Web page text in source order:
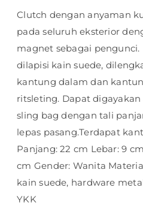
Clutch dengan anyaman
pada seluruh eksterior
magnet sebagai pengunci.
dilapisi kain suede,
kantung dalam dan
ritsleting. Dapat digayakan
sling bag dengan tali
lepas pasang.Terdapat
Panjang: 22 cm Lebar: 9
cm Gender: Wanita
kain suede, hardware
YKK